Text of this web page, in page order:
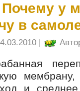
Почему у
в
|
мембрану,
и